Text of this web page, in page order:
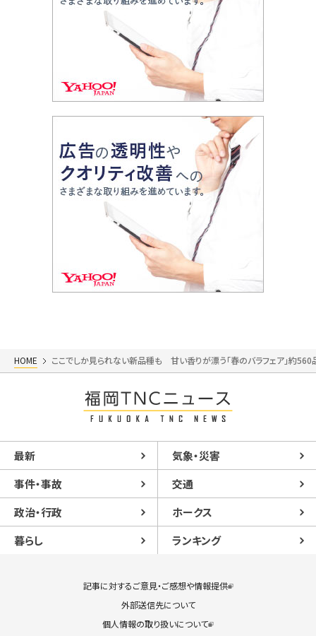
HOME ここでしか見られない新品種も 甘い香りが漂う「春のバラフェア」
最新
気象・災害
事件・事故
交通
政治・行政
ホークス
暮らし
ランキング
記事に対するご意見・ご感想や情報提供
外部送信先について
個人情報の取り扱いについて